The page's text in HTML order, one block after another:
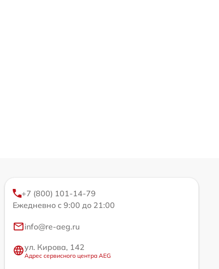
+7 (800) 101-14-79
Ежедневно с 9:00 до 21:00
info@re-aeg.ru
ул. Кирова, 142
Адрес сервисного центра AEG